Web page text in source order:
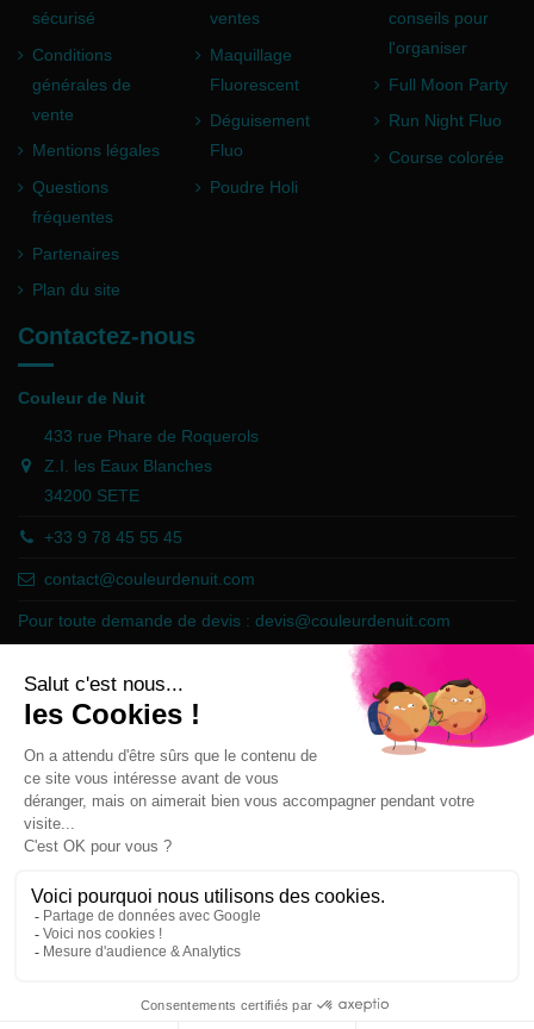
sécurisé
Conditions
générales de
vente
Mentions légales
Questions
fréquentes
Partenaires
Plan du site
ventes
Maquillage
Fluorescent
Déguisement
Fluo
Poudre Holi
conseils pour
l'organiser
Full Moon Party
Run Night Fluo
Course colorée
Contactez-nous
Couleur de Nuit
433 rue Phare de Roquerols
Z.I. les Eaux Blanches
34200 SETE
+33 9 78 45 55 45
contact@couleurdenuit.com
Pour toute demande de devis : devis@couleurdenuit.com
Marchand approuvé par la Société des Avis Garantis,cliquez ici pour
vérifier .
Follow us
Newsletter
Vous pouvez vous désinscrire à tout moment sur